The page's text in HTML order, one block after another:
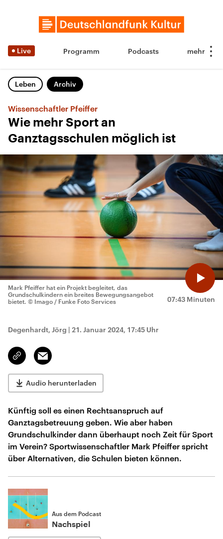
Live Programm Podcasts
Leben Archiv
Wissenschaftler Pfeiffer
Wie mehr Sport an
Ganztagsschulen möglich ist
07:43 Minuten
Mark Pfeiffer hat ein Projekt begleitet, das
Grundschulkindern ein breites Bewegungsangebot
bietet. © Imago / Funke Foto Services
Degenhardt, Jörg | 21. Januar 2024, 17:45 Uhr
Link
kopieren/teilen
Email
Audio herunterladen
Künftig soll es einen Rechtsanspruch auf
Ganztagsbetreuung geben. Wie aber haben
Grundschulkinder dann überhaupt noch Zeit für Sport
im Verein? Sportwissenschaftler Mark Pfeiffer spricht
über Alternativen, die Schulen bieten können.
Aus dem Podcast
Nachspiel